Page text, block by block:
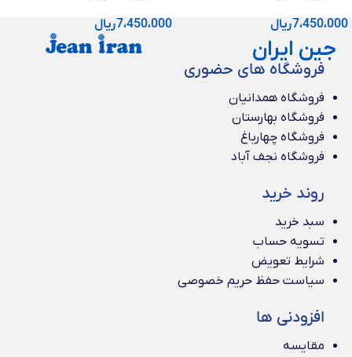
7،450،000ریال 7،450،000ریال
جین ایران
فروشگاه های حضوری
فروشگاه همدانیان
فروشگاه بهارستان
فروشگاه چهارباغ
فروشگاه نجف آباد
روند خرید
سبد خرید
تسویه حساب
شرایط تعویض
سیاست حفظ حریم خصوصی
افزودنی ها
مقایسه